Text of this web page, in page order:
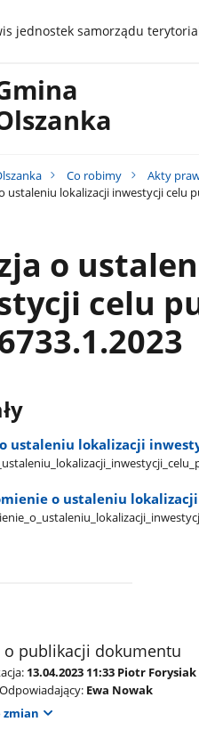
jednostek samorządu
Co robimy Akty
ustaleniu lokalizacji inwestycji celu
o
celu
ustaleniu lokalizacji
o ustaleniu
publikacji dokumentu
13.04.2023 11:33 Piotr Forysiak
Ewa Nowak
zmian